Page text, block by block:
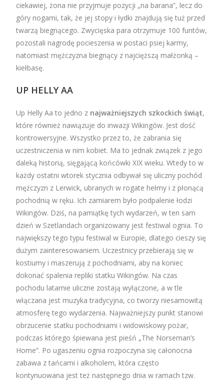
ciekawiej, żona nie przyjmuje pozycji „na barana”, lecz do
góry nogami, tak, że jej stopy i łydki znajdują się tuż przed
twarzą biegnącego. Zwycięska para otrzymuje 100 funtów,
pozostali nagrodę pocieszenia w postaci psiej karmy,
natomiast mężczyzna biegnący z najcięższą małżonką –
kiełbasę.
UP HELLY AA
Up Helly Aa to jedno z najważniejszych szkockich świąt,
które również nawiązuje do inwazji Wikingów. Jest dość
kontrowersyjne. Wszystko przez to, że zabrania się
uczestniczenia w nim kobiet. Ma to jednak związek z jego
daleką historią, sięgającą końcówki XIX wieku. Wtedy to w
każdy ostatni wtorek stycznia odbywał się uliczny pochód
mężczyzn z Lerwick, ubranych w rogate hełmy i z płonącą
pochodnią w ręku. Ich zamiarem było podpalenie łodzi
Wikingów. Dziś, na pamiątkę tych wydarzeń, w ten sam
dzień w Szetlandach organizowany jest festiwal ognia. To
największy tego typu festiwal w Europie, dlatego cieszy się
dużym zainteresowaniem. Uczestnicy przebierają się w
kostiumy i maszerują z pochodniami, aby na koniec
dokonać spalenia repliki statku Wikingów. Na czas
pochodu latarnie uliczne zostają wyłączone, a w tle
włączana jest muzyka tradycyjna, co tworzy niesamowitą
atmosferę tego wydarzenia. Najważniejszy punkt stanowi
obrzucenie statku pochodniami i widowiskowy pożar,
podczas którego śpiewana jest pieśń „The Norseman’s
Home”. Po ugaszeniu ognia rozpoczyna się całonocna
zabawa z tańcami i alkoholem, która często
kontynuowana jest też następnego dnia w ramach tzw.